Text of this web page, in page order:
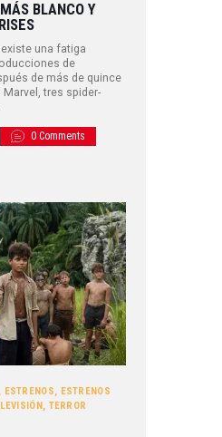
BLANCO Y
una fatiga
de
de más de quince
tres spider-
0 Comments
ESTRENOS, ESTRENOS
, TERROR